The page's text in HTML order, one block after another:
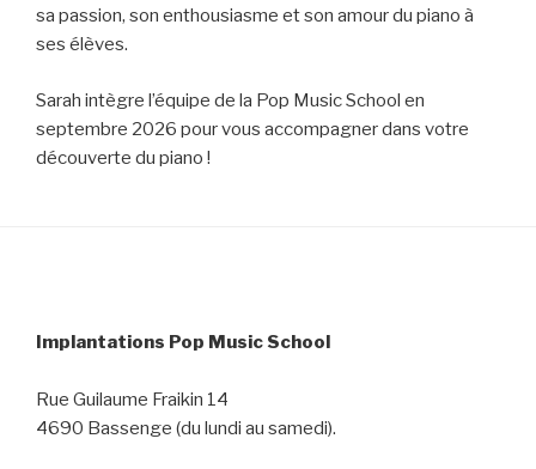
sa passion, son enthousiasme et son amour du piano à
ses élèves.
Sarah intègre l’équipe de la Pop Music School en
septembre 2026 pour vous accompagner dans votre
découverte du piano !
Implantations Pop Music School
Rue Guilaume Fraikin 14
4690 Bassenge (du lundi au samedi).